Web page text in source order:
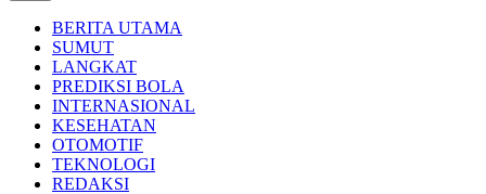
BERITA UTAMA
SUMUT
LANGKAT
PREDIKSI BOLA
INTERNASIONAL
KESEHATAN
OTOMOTIF
TEKNOLOGI
REDAKSI